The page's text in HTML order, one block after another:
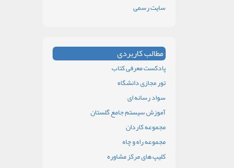
سایت رسمی
مطالب کاربردی
پادکست معرفی کتاب
تور مجازی دانشگاه
سواد رسانه ای
آموزش سیستم جامع گلستان
مجموعه کاردان
مجموعه راه و چاه
کلیپ های مرکز مشاوره